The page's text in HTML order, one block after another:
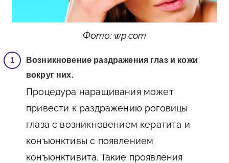
Фото: wp.com
Возникновение раздражения глаз и кожи
вокруг них.
Процедура наращивания может
привести к раздражению роговицы
глаза с возникновением кератита и
конъюнктивы с появлением
конъюнктивита. Такие проявления